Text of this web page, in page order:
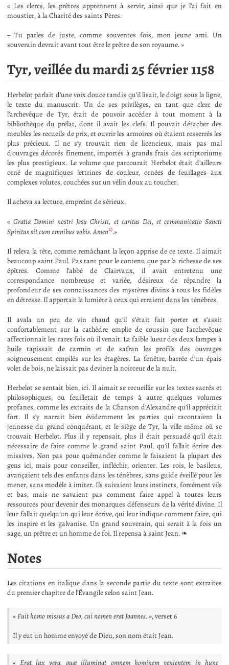
« Les clercs, les prêtres apprennent à servir, ainsi que je l’ai fait en
moustier, à la Charité des saints Pères.
– Tu parles de juste, comme souventes fois, mon jeune ami. Un
souverain devrait avant tout être le prêtre de son royaume. »
Tyr, veillée du mardi 25 février 1158
Herbelot parlait d’une voix douce tandis qu’il lisait, le doigt sous la ligne,
le texte du manuscrit. Un de ses privilèges, en tant que clerc de
l’archevêque de Tyr, était de pouvoir accéder à tout moment à la
bibliothèque du prélat, dont il avait les clefs. Il pouvait détacher des
meubles les recueils de prix, et ouvrir les armoires où étaient resserrés les
plus précieux. Il ne s’y trouvait rien de licencieux, mais pas mal
d’ouvrages décorés finement, importés à grands frais des scriptoriums
les plus prestigieux. Le volume que parcourait Herbelot était d’ailleurs
orné de magnifiques lettrines de couleur, ornées de feuillages aux
complexes volutes, couchées sur un vélin doux au toucher.
Il acheva sa lecture, empreint de sérieux.
«Gratia Domini nostri Jesu Christi, et caritas Dei, et communicatio Sancti
Spiritus sit cum omnibus vobis. Amen2).»
Il releva la tête, comme remâchant la leçon apprise de ce texte. Il aimait
beaucoup saint Paul. Pas tant pour le contenu que par la richesse de ses
épîtres. Comme l’abbé de Clairvaux, il avait entretenu une
correspondance nombreuse et variée, désireux de répandre la
profondeur de ses connaissances des mystères divins à tous les fidèles
en détresse. Il apportait la lumière à ceux qui erraient dans les ténèbres.
Il avala un peu de vin chaud qu’il s’était fait porter et s’assit
confortablement sur la cathèdre emplie de coussin que l’archevêque
affectionnait les rares fois où il venait. La faible lueur des deux lampes à
huile tapissait de carmin et de safran les profils des ouvrages
soigneusement empilés sur les étagères. La fenêtre, barrée d’un épais
volet de bois, ne laissait pas deviner la noirceur de la nuit.
Herbelot se sentait bien, ici. Il aimait se recueillir sur les textes sacrés et
philosophiques, ou feuilletait de temps à autre quelques volumes
profanes, comme les extraits de la Chanson d’Alexandre qu’il appréciait
fort. Il s’y narrait bien évidemment les parties qui racontaient la
jeunesse du grand conquérant, et le siège de Tyr, la ville même où se
trouvait Herbelot. Plus il y repensait, plus il était persuadé qu’il était
nécessaire de faire comme le grand saint Paul, qu’il fallait écrire des
missives. Non pas pour quémander comme le faisaient la plupart des
gens ici, mais pour conseiller, infléchir, orienter. Les rois, le basileus,
avançaient tels des enfants dans les ténèbres, sans guide éveillé pour les
mener, sans modèle à imiter. Ils suivaient leurs instincts, forcément vils
et bas, mais ne savaient pas comment faire appel à toutes leurs
ressources pour devenir des monarques défenseurs de la vérité divine. Il
leur fallait quelqu’un qui leur écrive, qui leur indique comment faire, qui
les inspire et les galvanise. Un grand souverain, qui serait à la fois un
sage, un prêtre et un homme de foi. Il repensa à saint Jean. ❧
Notes
Les citations en italique dans la seconde partie du texte sont extraites
du premier chapitre de l’Évangile selon saint Jean.
«Fuit homomissus a Deo, cui nomen erat Joannes. », verset 6
Il y eut un homme envoyé de Dieu, son nom était Jean.
« Erat lux vera, quæ illuminat omnem hominem venientem in hunc